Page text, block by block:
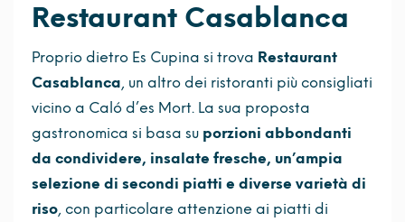
Restaurant Casablanca
Proprio dietro Es Cupina si trova Restaurant
Casablanca, un altro dei ristoranti più consigliati
vicino a Caló d’es Mort. La sua proposta
gastronomica si basa su porzioni abbondanti
da condividere, insalate fresche, un’ampia
selezione di secondi piatti e diverse varietà di
riso, con particolare attenzione ai piatti di